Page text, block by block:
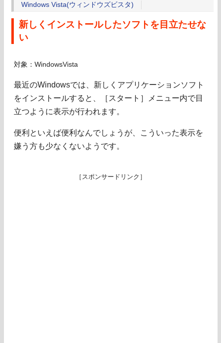
Windows Vista(ウィンドウズビスタ)
新しくインストールしたソフトを目立たせな
い
対象：WindowsVista
最近のWindowsでは、新しくアプリケーションソフト
をインストールすると、［スタート］メニュー内で目
立つように表示が行われます。
便利といえば便利なんでしょうが、こういった表示を
嫌う方も少なくないようです。
［スポンサードリンク］